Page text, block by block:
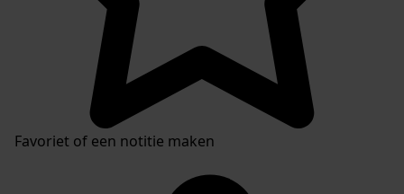
Favoriet of een notitie maken